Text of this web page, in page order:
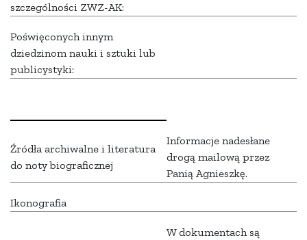
szczególności ZWZ-AK:
Poświęconych innym
dziedzinom nauki i sztuki lub
publicystyki:
Źródła archiwalne i literatura
do noty biograficznej
Informacje nadesłane
drogą mailową przez
Panią Agnieszkę.
Ikonografia
W dokumentach są